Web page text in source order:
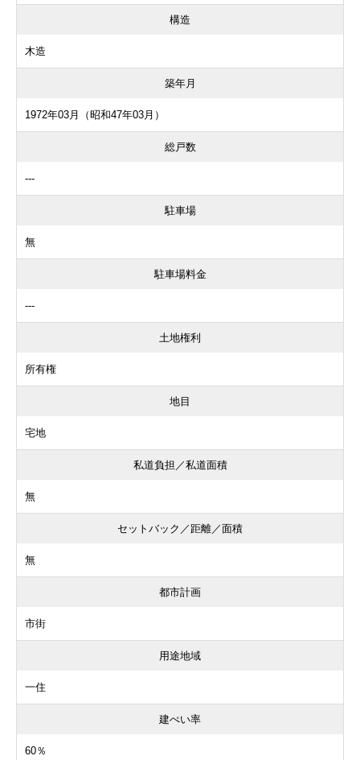
構造
木造
築年月
1972年03月（昭和47年03月）
総戸数
---
駐車場
無
駐車場料金
---
土地権利
所有権
地目
宅地
私道負担／私道面積
無
セットバック／距離／面積
無
都市計画
市街
用途地域
一住
建ぺい率
60％